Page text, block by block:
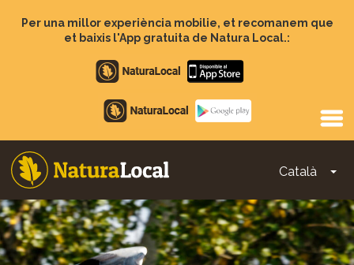
Per una millor experiència mobilie, et recomanem que
et baixis l'App gratuita de Natura Local.:
Apple
store
Google
Play
Català
Main
navigation